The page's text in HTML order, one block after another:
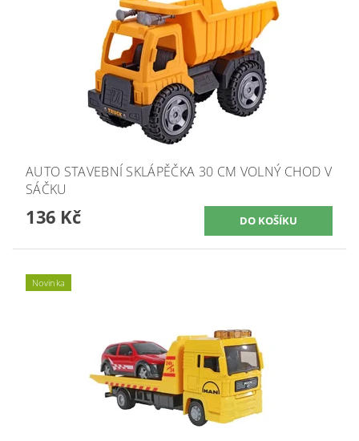
AUTO STAVEBNÍ SKLÁPĚČKA 30 CM VOLNÝ CHOD V
SÁČKU
136 Kč
Novinka